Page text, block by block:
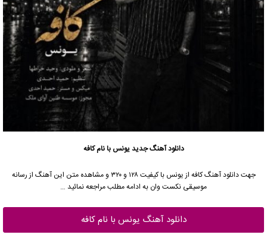
دانلود آهنگ جدیدیونس با نام کافه
جهت دانلود آهنگ کافه از یونس با کیفیت ۱۲۸ و ۳۲۰ و مشاهده متن این آهنگ از رسانه
موسیقی نکست وان به ادامه مطلب مراجعه نمائید …
دانلود آهنگ یونس با نام کافه